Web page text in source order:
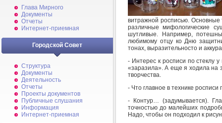
Глава Мирного
Документы
Отчеты
Интернет-приемная
Городской Совет
Структура
Документы
Деятельность
Отчеты
Проекты документов
Публичные слушания
Информация
Интернет-приемная
витражной росписью. Основные
различные мифологические
шутливые. Например,
любимому отцу ко Дню
тонах, выразительносто и
- Интерес к росписи по стеклу
«заразила». А еще я ходила на
творчества.
- Что главное в технике
- Контур… (задумывается).
точностью до малейших
Надо, чтобы он подходил к